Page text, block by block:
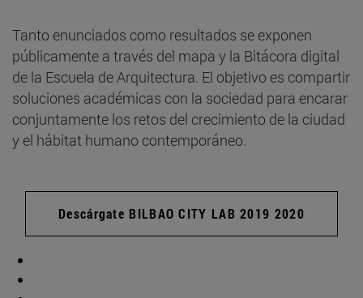
Tanto enunciados como resultados se exponen
públicamente a través del mapa y la Bitácora digital
de la Escuela de Arquitectura. El objetivo es compartir
soluciones académicas con la sociedad para encarar
conjuntamente los retos del crecimiento de la ciudad
y el hábitat humano contemporáneo.
Descárgate BILBAO CITY LAB 2019 2020